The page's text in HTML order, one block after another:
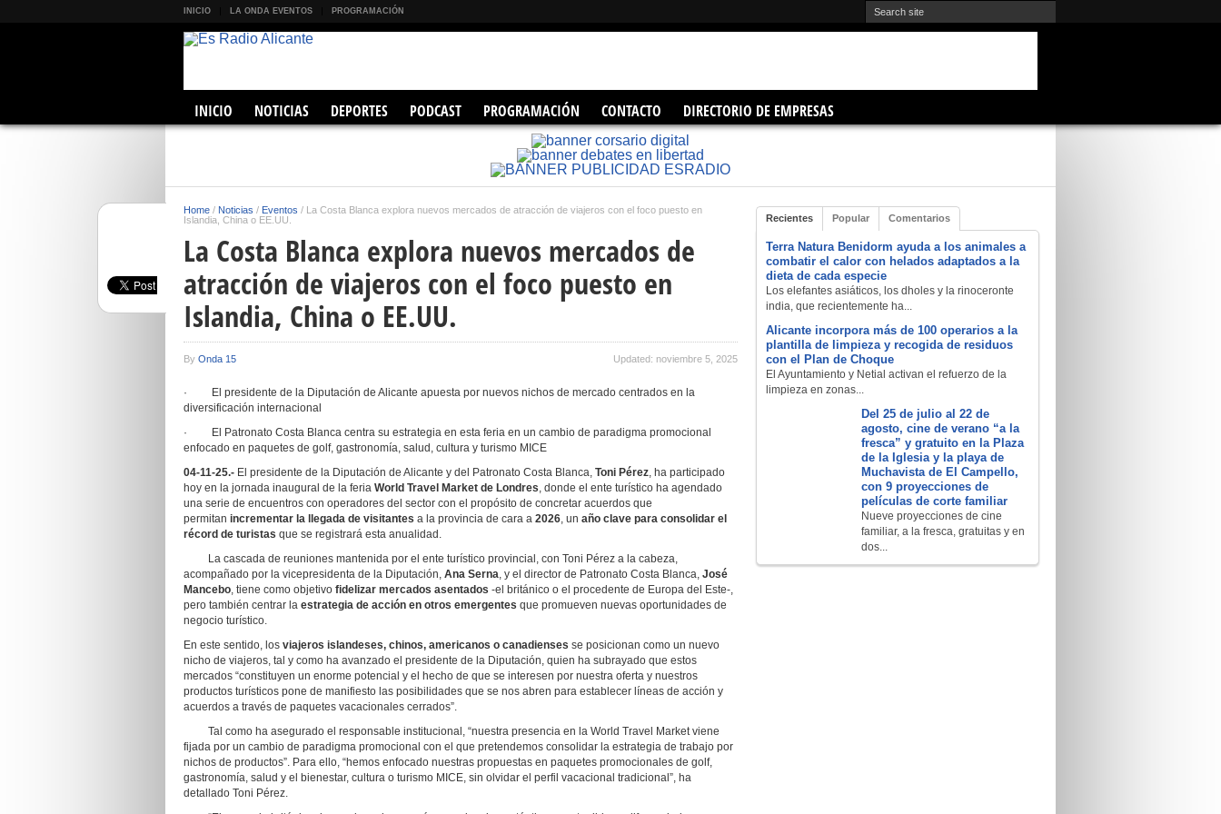
INICIO LA ONDA EVENTOS PROGRAMACIÓN
INICIO NOTICIAS DEPORTES PODCAST PROGRAMACIÓN CONTACTO DIRECTORIO DE EMPRESAS
Home / Noticias / Eventos / La Costa Blanca explora nuevos mercados de atracción de viajeros con el foco puesto en
Islandia, China o EE.UU.
La Costa Blanca explora nuevos mercados de
atracción de viajeros con el foco puesto en
Islandia, China o EE.UU.
By Onda 15 Updated: noviembre 5, 2025
· El presidente de la Diputación de Alicante apuesta por nuevos nichos de mercado centrados en la
diversificación internacional
· El Patronato Costa Blanca centra su estrategia en esta feria en un cambio de paradigma promocional
enfocado en paquetes de golf, gastronomía, salud, cultura y turismo MICE
04-11-25.- El presidente de la Diputación de Alicante y del Patronato Costa Blanca, Toni Pérez, ha participado
hoy en la jornada inaugural de la feria World Travel Market de Londres, donde el ente turístico ha agendado
una serie de encuentros con operadores del sector con el propósito de concretar acuerdos que
permitan incrementar la llegada de visitantes a la provincia de cara a 2026, un año clave para consolidar el
récord de turistas que se registrará esta anualidad.
La cascada de reuniones mantenida por el ente turístico provincial, con Toni Pérez a la cabeza,
acompañado por la vicepresidenta de la Diputación, Ana Serna, y el director de Patronato Costa Blanca, José
Mancebo, tiene como objetivo fidelizar mercados asentados -el británico o el procedente de Europa del Este-,
pero también centrar la estrategia de acción en otros emergentes que promueven nuevas oportunidades de
negocio turístico.
En este sentido, los viajeros islandeses, chinos, americanos o canadienses se posicionan como un nuevo
nicho de viajeros, tal y como ha avanzado el presidente de la Diputación, quien ha subrayado que estos
mercados “constituyen un enorme potencial y el hecho de que se interesen por nuestra oferta y nuestros
productos turísticos pone de manifiesto las posibilidades que se nos abren para establecer líneas de acción y
acuerdos a través de paquetes vacacionales cerrados”.
Tal como ha asegurado el responsable institucional, “nuestra presencia en la World Travel Market viene
fijada por un cambio de paradigma promocional con el que pretendemos consolidar la estrategia de trabajo por
nichos de productos”. Para ello, “hemos enfocado nuestras propuestas en paquetes promocionales de golf,
gastronomía, salud y el bienestar, cultura o turismo MICE, sin olvidar el perfil vacacional tradicional”, ha
detallado Toni Pérez.
Recientes Popular Comentarios
Terra Natura Benidorm ayuda a los animales a
combatir el calor con helados adaptados a la
dieta de cada especie
Los elefantes asiáticos, los dholes y la rinoceronte
india, que recientemente ha...
Alicante incorpora más de 100 operarios a la
plantilla de limpieza y recogida de residuos
con el Plan de Choque
El Ayuntamiento y Netial activan el refuerzo de la
limpieza en zonas...
Del 25 de julio al 22 de
agosto, cine de verano “a la
fresca” y gratuito en la Plaza
de la Iglesia y la playa de
Muchavista de El Campello,
con 9 proyecciones de
películas de corte familiar
Nueve proyecciones de cine
familiar, a la fresca, gratuitas y en
dos...